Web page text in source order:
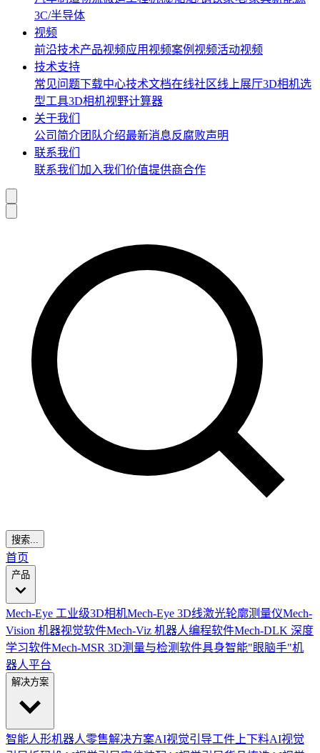
3C/半导体
视频
前沿技术产品视频应用视频案例视频活动视频
技术支持
常见问题下载中心技术文档在线社区线上展厅3D相机选
型工具3D相机视野计算器
关于我们
公司简介团队介绍最新消息反腐败声明
联系我们
联系我们 加入我们 价值提供商合作
搜索...
首页
产品
Mech-Eye 工业级3D相机Mech-Eye 3D线激光轮廓测量仪Mech-
Vision 机器视觉软件Mech-Viz 机器人编程软件Mech-DLK 深度
学习软件Mech-MSR 3D测量与检测软件具身智能"眼脑手"机
器人平台
解决方案
智能人形机器人零售解决方案AI视觉引导工件上下料AI视觉